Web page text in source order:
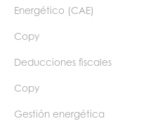
Energético (CAE)
Copy
Deducciones fiscales
Copy
Gestión energética